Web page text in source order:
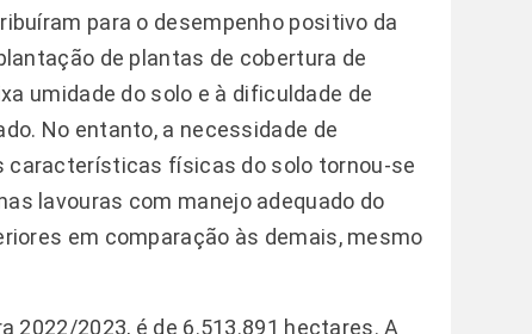
para o desempenho positivo da
de plantas de cobertura de
umidade do solo e à dificuldade de
No entanto, a necessidade de
características físicas do solo tornou-se
lavouras com manejo adequado do
em comparação às demais, mesmo
2022/2023, é de 6.513.891 hectares. A